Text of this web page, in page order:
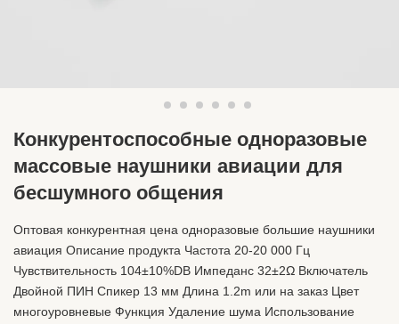
Конкурентоспособные одноразовые
массовые наушники авиации для
бесшумного общения
Оптовая конкурентная цена одноразовые большие наушники
авиация Описание продукта Частота 20-20 000 Гц
Чувствительность 104±10%DB Импеданс 32±2Ω Включатель
Двойной ПИН Спикер 13 мм Длина 1.2m или на заказ Цвет
многоуровневые Функция Удаление шума Использование